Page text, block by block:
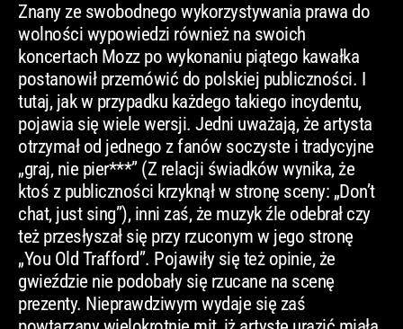
Znany ze swobodnego wykorzystywania prawa do
wolności wypowiedzi również na swoich
koncertach Mozz po wykonaniu piątego kawałka
postanowił przemówić do polskiej publiczności. I
tutaj, jak w przypadku każdego takiego incydentu,
pojawia się wiele wersji. Jedni uważają, że artysta
otrzymał od jednego z fanów soczyste i tradycyjne
„graj, nie pier***” (Z relacji świadków wynika, że
ktoś z publiczności krzyknął w stronę sceny: „Don’t
chat, just sing”), inni zaś, że muzyk źle odebrał czy
też przesłyszał się przy rzuconym w jego stronę
„You Old Trafford”. Pojawiły się też opinie, że
gwieździe nie podobały się rzucane na scenę
prezenty. Nieprawdziwym wydaje się zaś